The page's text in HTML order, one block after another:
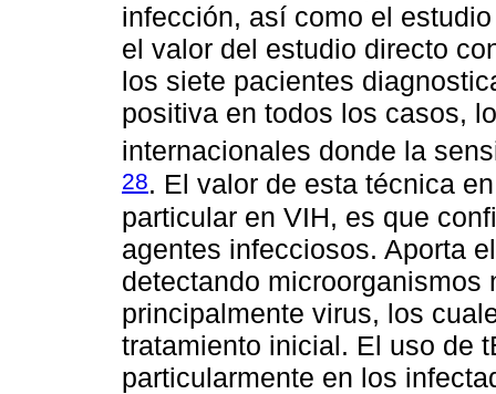
infección, así como el
el valor del estudio directo
los siete pacientes
positiva en todos los casos,
internacionales donde la
28. El valor de esta técnica
particular en VIH, es que
agentes infecciosos. Aporta
detectando
principalmente virus, los
tratamiento inicial. El uso de
particularmente en los